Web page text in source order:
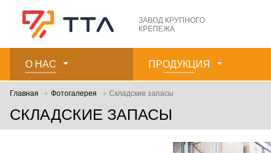
ЗАВОД КРУПНОГО
КРЕПЕЖА
О НАС ПРОДУКЦИЯ
Главная Фотогалерея Складские запасы
СКЛАДСКИЕ ЗАПАСЫ